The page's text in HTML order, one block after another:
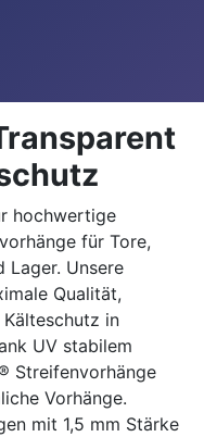
hochwertige
für Tore,
Lager. Unsere
Qualität,
in
UV stabilem
Streifenvorhänge
Vorhänge.
mit 1,5 mm Stärke